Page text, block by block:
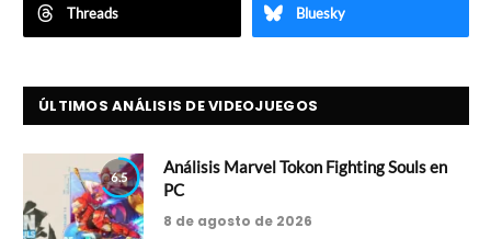
Threads Bluesky
ÚLTIMOS ANÁLISIS DE VIDEOJUEGOS
6.5
Análisis Marvel Tokon Fighting Souls en
PC
8 de agosto de 2026